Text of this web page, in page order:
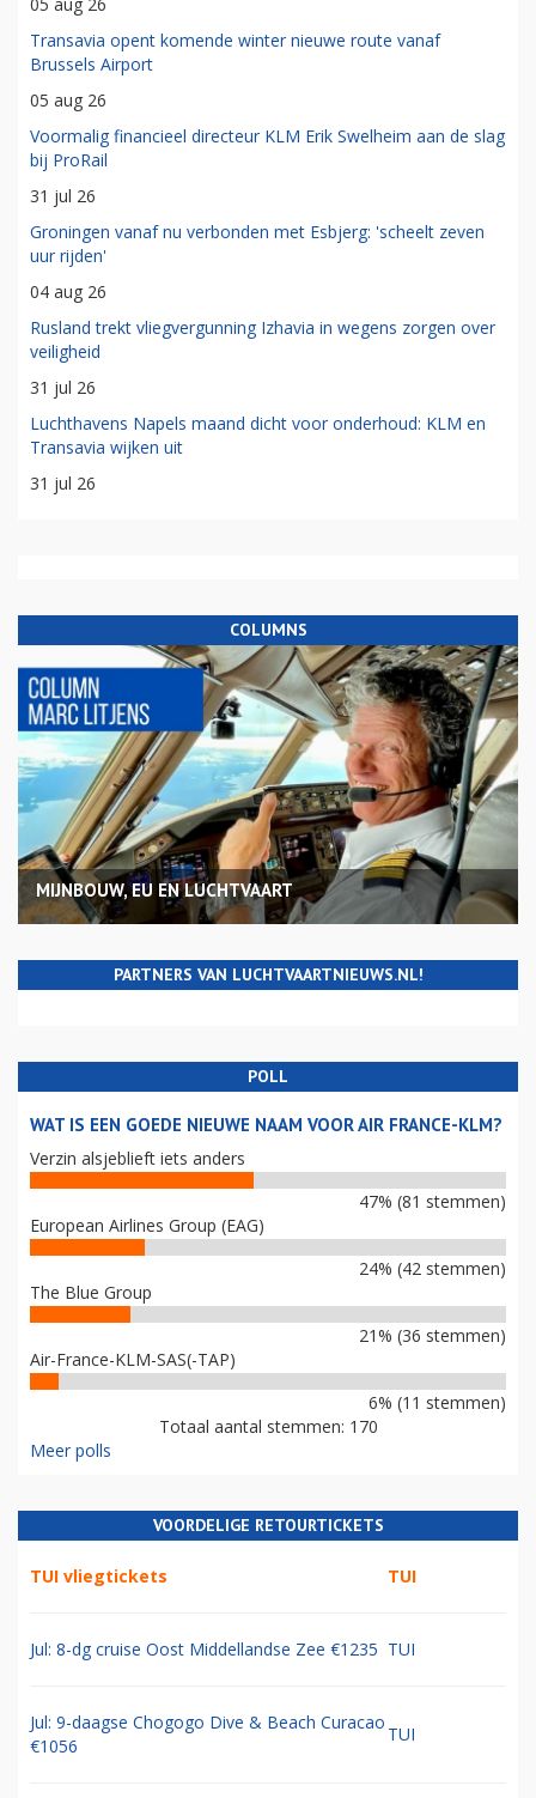
05 aug 26
Transavia opent komende winter nieuwe route vanaf
Brussels Airport
05 aug 26
Voormalig financieel directeur KLM Erik Swelheim aan de slag
bij ProRail
31 jul 26
Groningen vanaf nu verbonden met Esbjerg: 'scheelt zeven
uur rijden'
04 aug 26
Rusland trekt vliegvergunning Izhavia in wegens zorgen over
veiligheid
31 jul 26
Luchthavens Napels maand dicht voor onderhoud: KLM en
Transavia wijken uit
31 jul 26
COLUMNS
MIJNBOUW, EU EN LUCHTVAART
PARTNERS VAN LUCHTVAARTNIEUWS.NL!
POLL
WAT IS EEN GOEDE NIEUWE NAAM VOOR AIR FRANCE-KLM?
Verzin alsjeblieft iets anders
47% (81 stemmen)
European Airlines Group (EAG)
24% (42 stemmen)
The Blue Group
21% (36 stemmen)
Air-France-KLM-SAS(-TAP)
6% (11 stemmen)
Totaal aantal stemmen: 170
Meer polls
VOORDELIGE RETOURTICKETS
TUI vliegtickets TUI
Jul: 8-dg cruise Oost Middellandse Zee €1235 TUI
Jul: 9-daagse Chogogo Dive & Beach Curacao
€1056
TUI